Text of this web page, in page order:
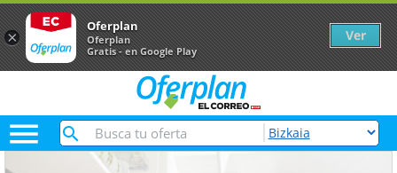

×
Oferplan
Oferplan
Gratis - en Google Play
Ver